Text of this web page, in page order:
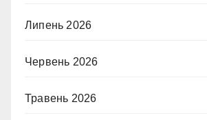
Липень 2026
Червень 2026
Травень 2026